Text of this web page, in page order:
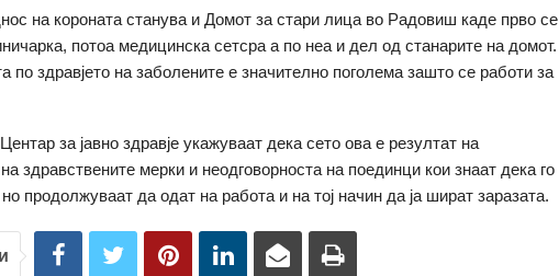
на короната станува и Домот за стари лица во Радовиш каде прво се
потоа медицинска сетсра а по неа и дел од станарите на домот.
по здравјето на заболените е значително поголема зашто се работи за
за јавно здравје укажуваат дека сето ова е резултат на
здравствените мерки и неодговорноста на поединци кои знаат дека го
продолжуваат да одат на работа и на тој начин да ја шират заразата.